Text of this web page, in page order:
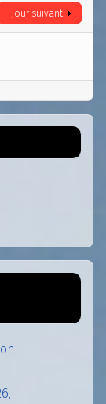
Jour suivant